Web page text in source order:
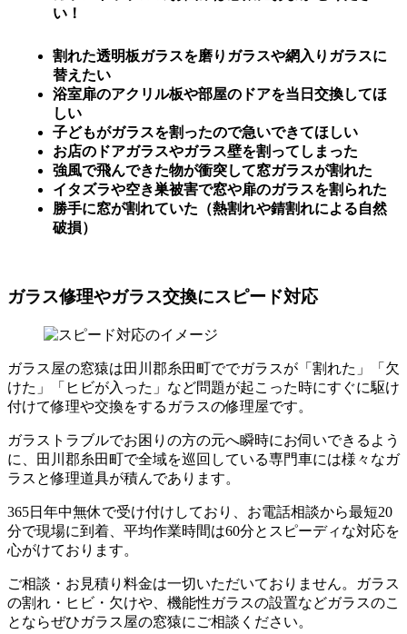
い！
割れた透明板ガラスを磨りガラスや網入りガラスに
替えたい
浴室扉のアクリル板や部屋のドアを当日交換してほ
しい
子どもがガラスを割ったので急いできてほしい
お店のドアガラスやガラス壁を割ってしまった
強風で飛んできた物が衝突して窓ガラスが割れた
イタズラや空き巣被害で窓や扉のガラスを割られた
勝手に窓が割れていた（熱割れや錆割れによる自然
破損）
ガラス修理やガラス交換にスピード対応
ガラス屋の窓猿は田川郡糸田町ででガラスが「割れた」「欠
けた」「ヒビが入った」など問題が起こった時にすぐに駆け
付けて修理や交換をするガラスの修理屋です。
ガラストラブルでお困りの方の元へ瞬時にお伺いできるよう
に、田川郡糸田町で全域を巡回している専門車には様々なガ
ラスと修理道具が積んであります。
365日年中無休で受け付けしており、お電話相談から最短20
分で現場に到着、平均作業時間は60分とスピーディな対応を
心がけております。
ご相談・お見積り料金は一切いただいておりません。ガラス
の割れ・ヒビ・欠けや、機能性ガラスの設置などガラスのこ
とならぜひガラス屋の窓猿にご相談ください。